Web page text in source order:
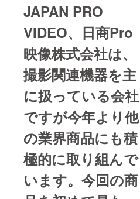
JAPAN PRO
VIDEO、日商Pro
映像株式会社は、
撮影関連機器を主
に扱っている会社
ですが今年より他
の業界商品にも積
極的に取り組んで
います。今回の商